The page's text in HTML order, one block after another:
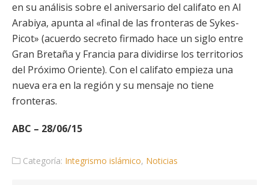
en su análisis sobre el aniversario del califato en Al
Arabiya, apunta al «final de las fronteras de Sykes-
Picot» (acuerdo secreto firmado hace un siglo entre
Gran Bretaña y Francia para dividirse los territorios
del Próximo Oriente). Con el califato empieza una
nueva era en la región y su mensaje no tiene
fronteras.
ABC – 28/06/15
Categoría: Integrismo islámico, Noticias